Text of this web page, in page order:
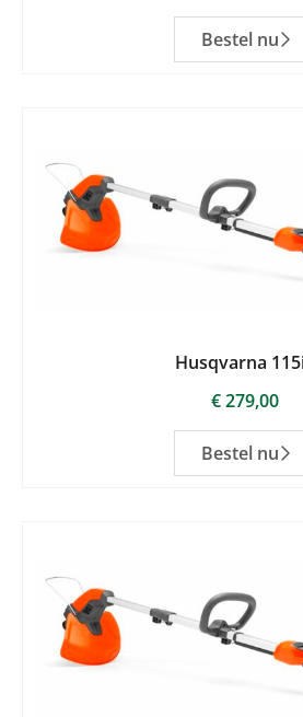
Bestel nu
Husqvarna
€279,00
Bestel nu